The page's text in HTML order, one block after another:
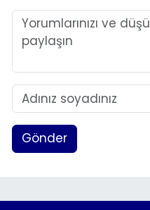
Gönder